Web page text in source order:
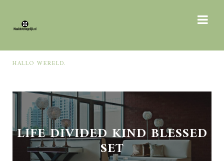
HALLO WERELD.
LIFE DIVIDED KIND BLESSED
SET